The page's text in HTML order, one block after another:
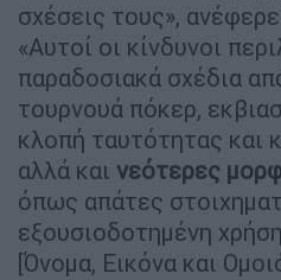
σχέσεις τους»,
«Αυτοί οι κίνδυνοι
παραδοσιακά σχέδια
τουρνουά πόκερ,
κλοπή ταυτότητας και
αλλά και νεότερες
όπως απάτες
εξουσιοδοτημένη
[Όνομα, Εικόνα και